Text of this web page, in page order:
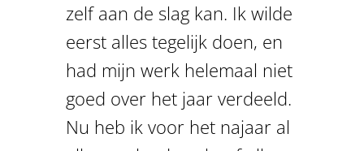
zelf aan de slag kan. Ik wilde
eerst alles tegelijk doen, en
had mijn werk helemaal niet
goed over het jaar verdeeld.
Nu heb ik voor het najaar al